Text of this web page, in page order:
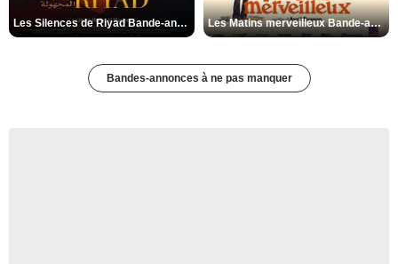
Les Silences de Riyad Bande-annonce VO STFR Les Matins merveilleux Bande-annonce VF
Bandes-annonces à ne pas manquer